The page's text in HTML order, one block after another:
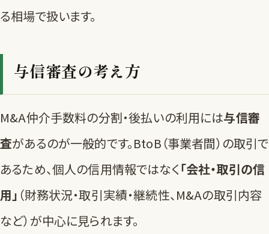
る相場で扱います。
与信審査の考え方
M&A仲介手数料の分割・後払いの利用には与信審
査があるのが一般的です。BtoB（事業者間）の取引で
あるため、個人の信用情報ではなく「会社・取引の信
用」 （財務状況・取引実績・継続性、M&Aの取引内容
など）が中心に見られます。